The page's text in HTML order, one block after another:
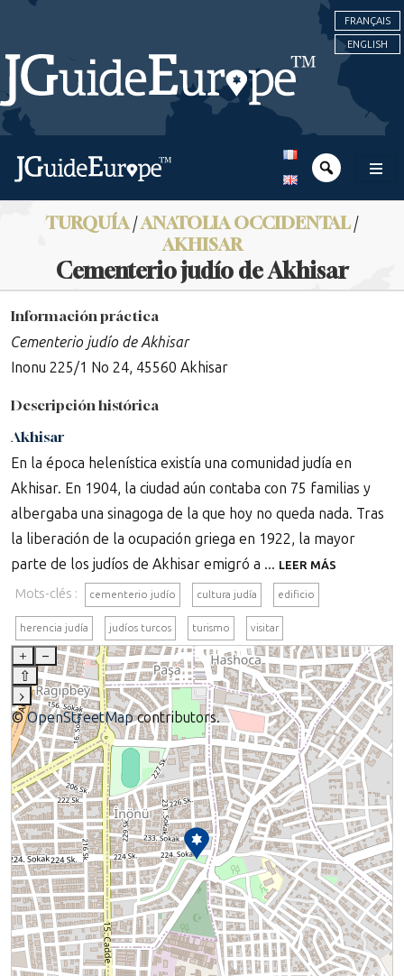
FRANÇAIS
ENGLISH
TURQUÍA/ANATOLIA OCCIDENTAL/
AKHISAR
Cementerio judío de Akhisar
Información práctica
Cementerio judío de Akhisar
Inonu 225/1 No 24, 45560 Akhisar
Descripción histórica
Akhisar
En la época helenística existía una comunidad judía en
Akhisar. En 1904, la ciudad aún contaba con 75 familias y
albergaba una sinagoga de la que hoy no queda nada. Tras
la liberación de la ocupación griega en 1922, la mayor
parte de los judíos de Akhisar emigró a ... LEER MÁS
Mots-clés : cementerio judío cultura judía edificio
herencia judía judíos turcos turismo visitar
+
–
⇧
›
©OpenStreetMapcontributors.